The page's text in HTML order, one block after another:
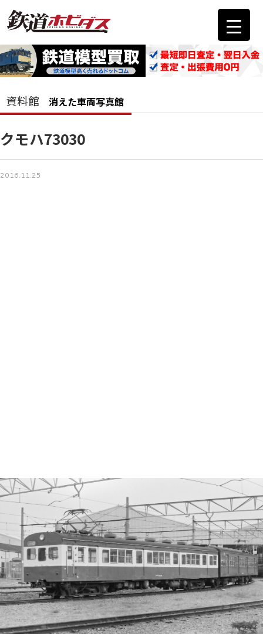
資料館 消えた車両写真館
クモハ73030
2016.11.25